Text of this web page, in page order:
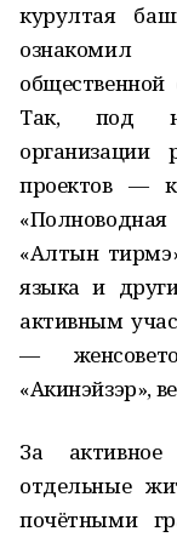
курултая
Так, под
организации
проектов —
«Алтын
языка и
активным
—
«Акинэйзэр»,
За
отдельные
почётными